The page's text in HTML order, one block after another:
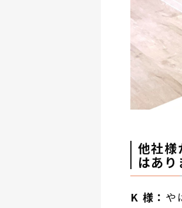
他社様
はあり
K 様： や